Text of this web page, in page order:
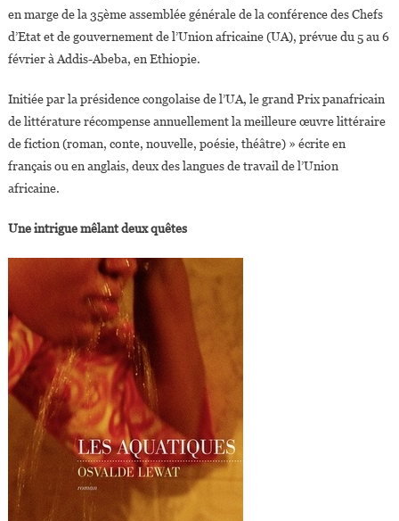
en marge de la 35ème assemblée générale de la conférence des Chefs
d’Etat et de gouvernement de l’Union africaine (UA), prévue du 5 au 6
février à Addis-Abeba, en Ethiopie.
Initiée par la présidence congolaise de l’UA, le grand Prix panafricain
de littérature récompense annuellement la meilleure œuvre littéraire
de fiction (roman, conte, nouvelle, poésie, théâtre) » écrite en
français ou en anglais, deux des langues de travail de l’Union
africaine.
Une intrigue mêlant deux quêtes